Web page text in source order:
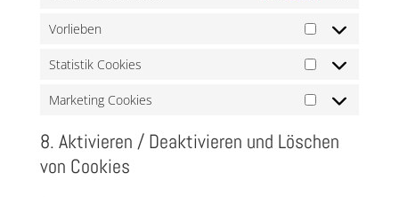
Vorlieben
Vorlieben
Statistik Cookies
Statistik
Cookies
Marketing Cookies
Marketing
8. Aktivieren / Deaktivieren und Löschen
von Cookies